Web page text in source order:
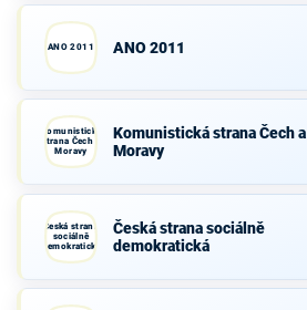
ANO 2011 ANO 2011
Komunistická
strana Čech a
Moravy
Komunistická strana Čech a
Moravy
Česká strana
sociálně
demokratická
Česká strana sociálně
demokratická